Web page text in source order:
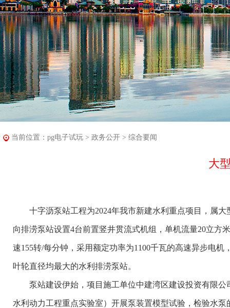
当前位置： pg电子试玩 > 政务公开 > 综合要闻
大
十字沥泵站工程为2024年我市新建水利重点项目，属大
向排涝泵站设置4台前置竖井贯流式机组 ， 单机流量20立方
速155转/每分钟，采用额定功率为1100千瓦的高速异步电机
叶轮直径均最大的水利排涝泵站。
泵站建设伊始，项目施工单位中建湾区建设投资有限公
水利动力工程重点实验室）开展泵装置模型试验，检验水